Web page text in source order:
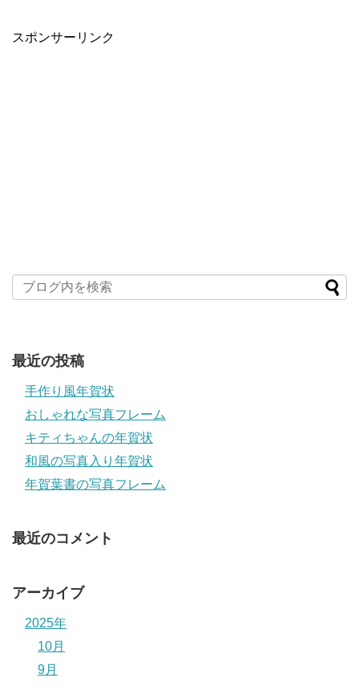
スポンサーリンク
最近の投稿
手作り風年賀状
おしゃれな写真フレーム
キティちゃんの年賀状
和風の写真入り年賀状
年賀葉書の写真フレーム
最近のコメント
アーカイブ
2025年
10月
9月